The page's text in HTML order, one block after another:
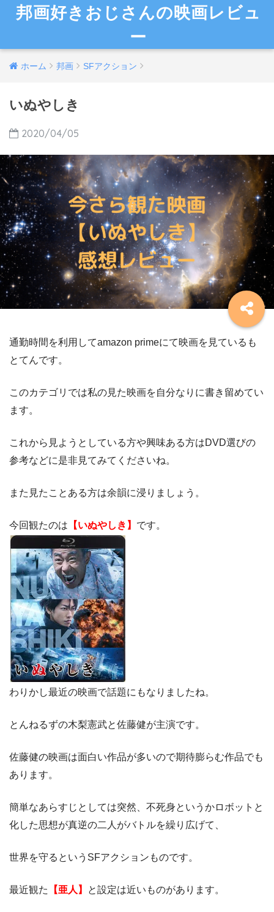
邦画好きおじさんの映画レビュ
ー
ホーム 邦画 SFアクション
いぬやしき
2020/04/05
通勤時間を利用してamazon primeにて映画を見ているも
とてんです。
このカテゴリでは私の見た映画を自分なりに書き留めてい
ます。
これから見ようとしている方や興味ある方はDVD選びの
参考などに是非見てみてくださいね。
また見たことある方は余韻に浸りましょう。
今回観たのは 【いぬやしき】 です。
わりかし最近の映画で話題にもなりましたね。
とんねるずの木梨憲武と佐藤健が主演です。
佐藤健の映画は面白い作品が多いので期待膨らむ作品でも
あります。
簡単なあらすじとしては突然、不死身というかロボットと
化した思想が真逆の二人がバトルを繰り広げて、
世界を守るというSFアクションものです。
最近観た 【亜人】 と設定は近いものがあります。